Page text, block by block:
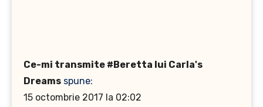
Ce-mi transmite #Beretta lui Carla's
Dreams spune:
15 octombrie 2017 la 02:02